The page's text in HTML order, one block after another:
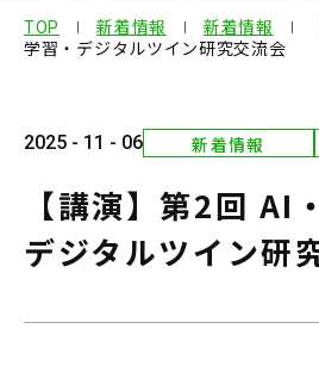
お問い合わせ採
JP
TOP 新着情報 新着情報
学習・デジタルツイン研究交流会
2025 - 11 - 06 新着情報
【講演】第2回 AI
デジタルツイン研